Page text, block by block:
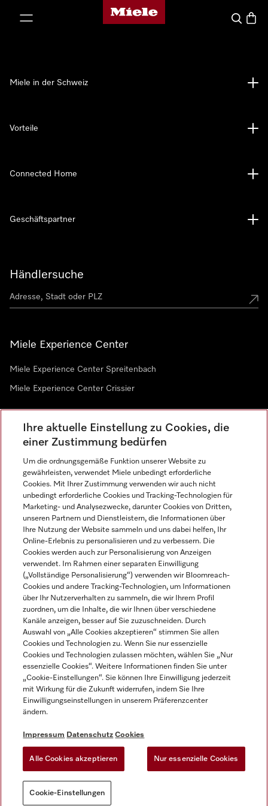
Miele-Homepage
Suche
Händlersuche
Miele Experience Center
Miele Experience Center Spreitenbach
Miele Experience Center Crissier
Newsletter
Sprache
DEUTSCH
Miele in der Schweiz
Vorteile
Connected Home
Geschäftspartner
Impressum
Datenschutz
Cookie-Einstellungen
Miele auf YoutubeMiele auf Instagram
Miele auf Facebook
Miele auf LinkedInMiele auf LinkedIn
Ihre aktuelle Einstellung zu Cookies, die
einer Zustimmung bedürfen
Um die ordnungsgemäße Funktion unserer Website zu
gewährleisten, verwendet Miele unbedingt erforderliche
Cookies. Mit Ihrer Zustimmung verwenden wir auch nicht
unbedingt erforderliche Cookies und Tracking-Technologien für
Marketing- und Analysezwecke, darunter Cookies von Dritten,
unseren Partnern und Dienstleistern, die Informationen über
Ihre Nutzung der Website sammeln und uns dabei helfen, Ihr
Online-Erlebnis zu personalisieren und zu verbessern. Die
Cookies werden auch zur Personalisierung von Anzeigen
verwendet. Im Rahmen einer separaten Einwilligung
(„Vollständige Personalisierung“) verwenden wir Bloomreach-
Cookies und andere Tracking-Technologien, um Informationen
über Ihr Nutzerverhalten zu sammeln, die wir Ihrem Profil
zuordnen, um die Inhalte, die wir Ihnen über verschiedene
Kanäle anzeigen, besser auf Sie zuzuschneiden. Durch
Auswahl von „Alle Cookies akzeptieren“ stimmen Sie allen
Cookies und Technologien zu. Wenn Sie nur essenzielle
Cookies und Technologien zulassen möchten, wählen Sie „Nur
essenzielle Cookies“. Weitere Informationen finden Sie unter
„Cookie-Einstellungen“. Sie können Ihre Einwilligung jederzeit
mit Wirkung für die Zukunft widerrufen, indem Sie Ihre
Einwilligungseinstellungen in unserem Präferenzcenter
ändern.
Impressum Datenschutz Cookies
Alle Cookies akzeptieren Nur essenzielle Cookies
Cookie-Einstellungen